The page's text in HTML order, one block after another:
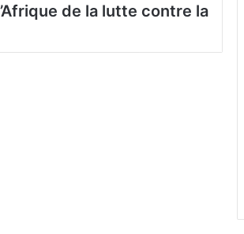
de la lutte contre la